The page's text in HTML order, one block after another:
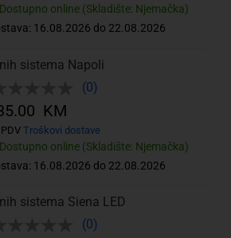
Dostupno online (Skladište: Njemačka)
16.08.2026 do 22.08.2026
sistema Napoli
(0)
Dostupno online (Skladište: Njemačka)
16.08.2026 do 22.08.2026
KM
Troškovi dostave
sistema Siena LED
(0)